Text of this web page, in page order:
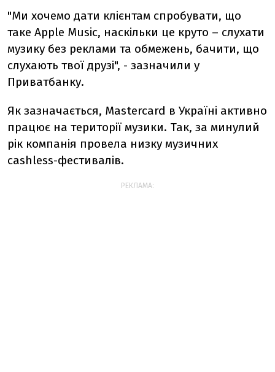
"Ми хочемо дати клієнтам спробувати, що
таке Apple Music, наскільки це круто – слухати
музику без реклами та обмежень, бачити, що
слухають твої друзі", - зазначили у
Приватбанку.
Як зазначається, Mastercard в Україні активно
працює на території музики. Так, за минулий
рік компанія провела низку музичних
cashless-фестивалів.
РЕКЛАМА: